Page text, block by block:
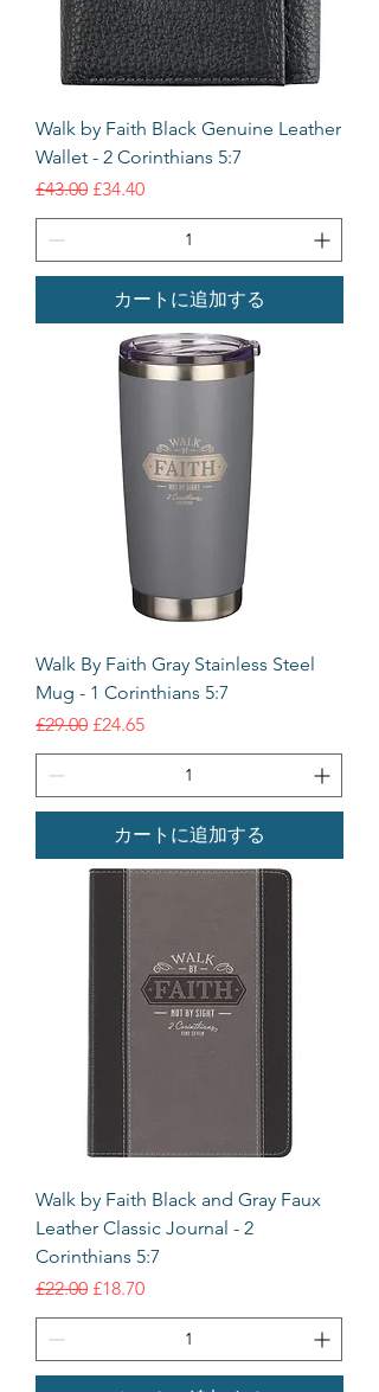
Walk by Faith Black Genuine Leather
Wallet - 2 Corinthians 5:7
通常価格
£43.00 セール価格
£34.40
カートに追加する
Walk By Faith Gray Stainless Steel
Mug - 1 Corinthians 5:7
通常価格
£29.00 セール価格
£24.65
カートに追加する
Walk by Faith Black and Gray Faux
Leather Classic Journal - 2
Corinthians 5:7
通常価格
£22.00 セール価格
£18.70